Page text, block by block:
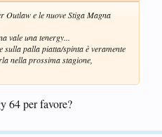
Outlaw e le nuove Stiga Magna
vale una tenergy...
sulla palla piatta/spinta è veramente
nella prossima stagione,
64 per favore?